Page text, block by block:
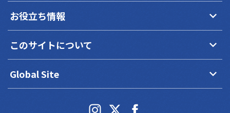
お役立ち情報 keyboard_arrow_down
このサイトについて keyboard_arrow_down
Global Site keyboard_arrow_down